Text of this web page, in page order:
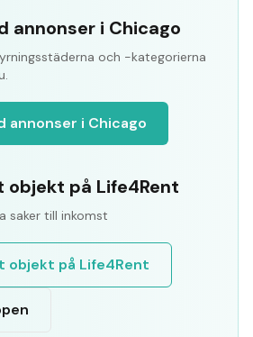
annonser i Chicago
och -kategorierna
annonser i Chicago
objekt på Life4Rent
saker till inkomst
objekt på Life4Rent